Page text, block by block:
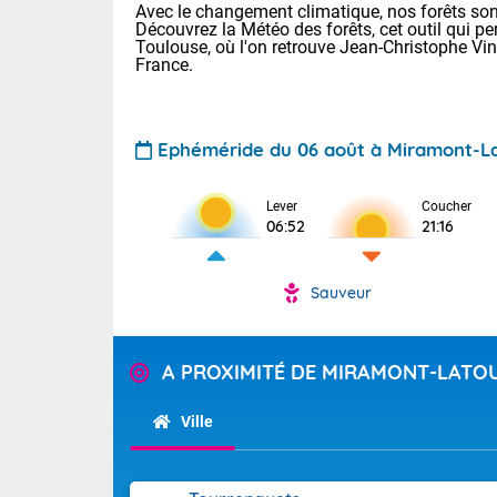
Pour la
Tendance
Avec le changement climatique, nos forêts
Découvrez la Météo des forêts, cet outil qui
Toulouse, où l'on retrouve Jean-Christophe
France.
Ephéméride du 06 août à Miramont-
Lever
06:52
Coucher
21:16
Sauveur
A PROXIMITÉ DE MIRAMONT-
Ville
Voici les
Lyon : 32
25 Nancy :
(84). Sur le
Sur les